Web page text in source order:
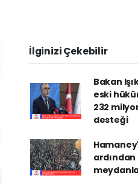
İlginizi Çekebilir
Bakan
eski
232
desteği
ardından